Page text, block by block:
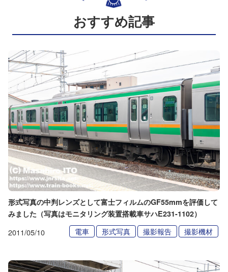
おすすめ記事
形式写真の中判レンズとして富士フィルムのGF55mmを評価して
みました（写真はモニタリング装置搭載車サハE231-1102）
2011/05/10 電車 形式写真 撮影報告 撮影機材